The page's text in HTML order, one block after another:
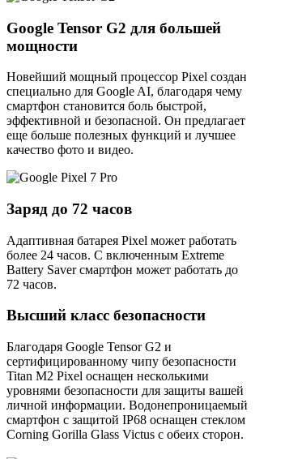
Google Tensor G2 для большей
мощности
Новейший мощный процессор Pixel создан
специально для Google AI, благодаря чему
смартфон становится боль быстрой,
эффективной и безопасной. Он предлагает
еще больше полезных функций и лучшее
качество фото и видео.
Заряд до 72 часов
Адаптивная батарея Pixel может работать
более 24 часов. С включенным Extreme
Battery Saver смартфон может работать до
72 часов.
Высший класс безопасности
Благодаря Google Tensor G2 и
сертифицированному чипу безопасности
Titan M2 Pixel оснащен несколькими
уровнями безопасности для защиты вашей
личной информации. Водонепроницаемый
смартфон с защитой IP68 оснащен стеклом
Corning Gorilla Glass Victus с обеих сторон.